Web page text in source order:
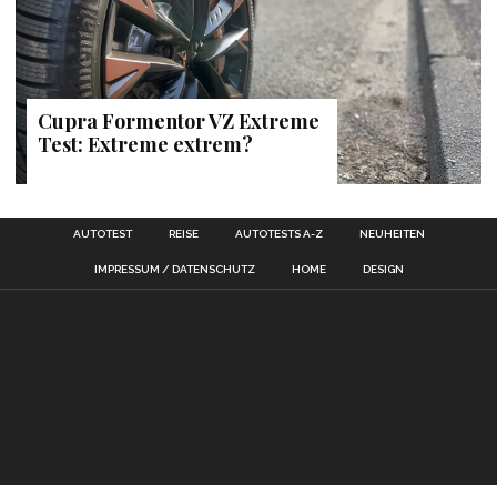
Cupra Formentor VZ Extreme
Test: Extreme extrem?
AUTOTEST REISE AUTOTESTS A-Z NEUHEITEN
IMPRESSUM / DATENSCHUTZ HOME DESIGN